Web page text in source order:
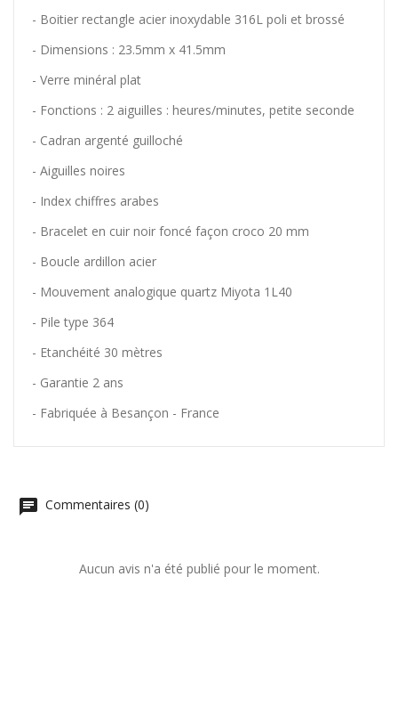
- Boitier rectangle acier inoxydable 316L poli et brossé
- Dimensions : 23.5mm x 41.5mm
- Verre minéral plat
- Fonctions : 2 aiguilles : heures/minutes, petite seconde
- Cadran argenté guilloché
- Aiguilles noires
- Index chiffres arabes
- Bracelet en cuir noir foncé façon croco 20 mm
- Boucle ardillon acier
- Mouvement analogique quartz Miyota 1L40
- Pile type 364
- Etanchéité 30 mètres
- Garantie 2 ans
- Fabriquée à Besançon - France
Commentaires (0)
Aucun avis n'a été publié pour le moment.